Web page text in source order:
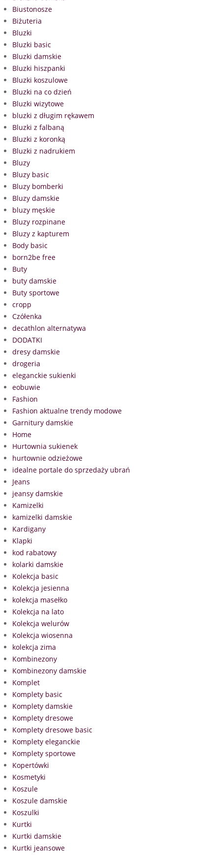
Biustonosze
Biżuteria
Bluzki
Bluzki basic
Bluzki damskie
Bluzki hiszpanki
Bluzki koszulowe
Bluzki na co dzień
Bluzki wizytowe
bluzki z długim rękawem
Bluzki z falbaną
Bluzki z koronką
Bluzki z nadrukiem
Bluzy
Bluzy basic
Bluzy bomberki
Bluzy damskie
bluzy męskie
Bluzy rozpinane
Bluzy z kapturem
Body basic
born2be free
Buty
buty damskie
Buty sportowe
cropp
Czółenka
decathlon alternatywa
DODATKI
dresy damskie
drogeria
eleganckie sukienki
eobuwie
Fashion
Fashion aktualne trendy modowe
Garnitury damskie
Home
Hurtownia sukienek
hurtownie odzieżowe
idealne portale do sprzedaży ubrań
Jeans
jeansy damskie
Kamizelki
kamizelki damskie
Kardigany
Klapki
kod rabatowy
kolarki damskie
Kolekcja basic
Kolekcja jesienna
kolekcja masełko
Kolekcja na lato
Kolekcja welurów
Kolekcja wiosenna
kolekcja zima
Kombinezony
Kombinezony damskie
Komplet
Komplety basic
Komplety damskie
Komplety dresowe
Komplety dresowe basic
Komplety eleganckie
Komplety sportowe
Kopertówki
Kosmetyki
Koszule
Koszule damskie
Koszulki
Kurtki
Kurtki damskie
Kurtki jeansowe